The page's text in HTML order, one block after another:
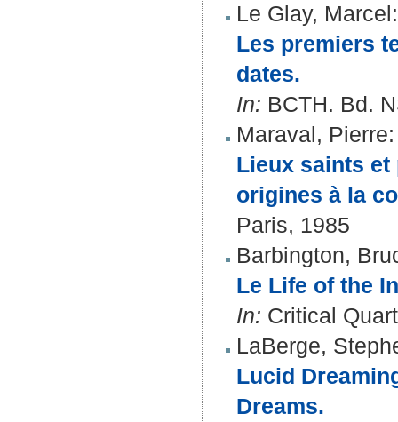
Le Glay, Marcel:
Les premiers
dates.
In: BCTH. Bd.
Maraval, Pierre:
Lieux saints et
origines à la
Paris, 1985
Barbington,
Le Life of the
In: Critical
LaBerge,
Lucid
Dreams.